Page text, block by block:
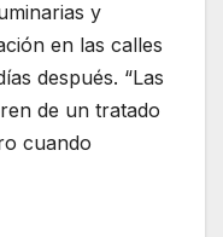
y
en las calles
después. “Las
de un tratado
cuando